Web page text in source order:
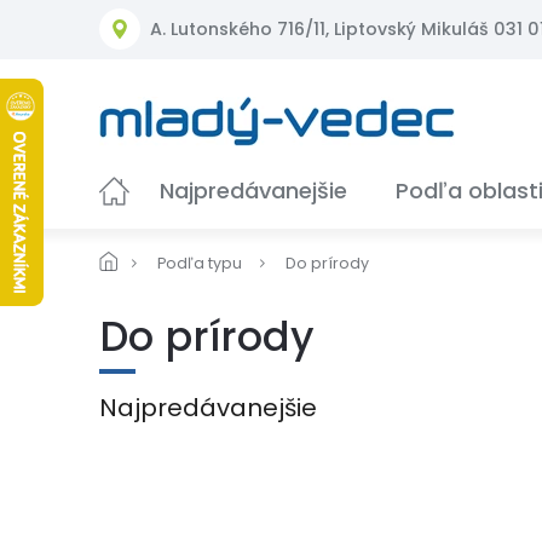
A. Lutonského 716/11, Liptovský Mikuláš 031
Najpredávanejšie Podľa oblasti
Podľa typu Do prírody
Do prírody
Najpredávanejšie